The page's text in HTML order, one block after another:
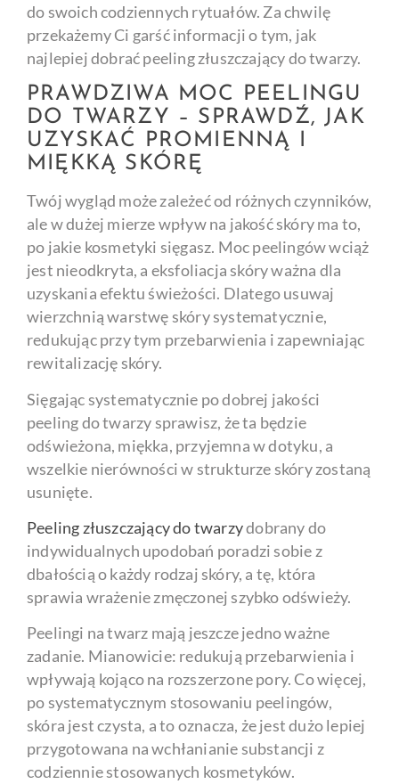
do swoich codziennych rytuałów. Za chwilę
przekażemy Ci garść informacji o tym, jak
najlepiej dobrać peeling złuszczający do twarzy.
PRAWDZIWA MOC PEELINGU
DO TWARZY – SPRAWDŹ, JAK
UZYSKAĆ PROMIENNĄ I
MIĘKKĄ SKÓRĘ
Twój wygląd może zależeć od różnych czynników,
ale w dużej mierze wpływ na jakość skóry ma to,
po jakie kosmetyki sięgasz. Moc peelingów wciąż
jest nieodkryta, a eksfoliacja skóry ważna dla
uzyskania efektu świeżości. Dlatego usuwaj
wierzchnią warstwę skóry systematycznie,
redukując przy tym przebarwienia i zapewniając
rewitalizację skóry.
Sięgając systematycznie po dobrej jakości
peeling do twarzy sprawisz, że ta będzie
odświeżona, miękka, przyjemna w dotyku, a
wszelkie nierówności w strukturze skóry zostaną
usunięte.
Peeling złuszczający do twarzydobrany do
indywidualnych upodobań poradzi sobie z
dbałością o każdy rodzaj skóry, a tę, która
sprawia wrażenie zmęczonej szybko odświeży.
Peelingi na twarz mają jeszcze jedno ważne
zadanie. Mianowicie: redukują przebarwienia i
wpływają kojąco na rozszerzone pory. Co więcej,
po systematycznym stosowaniu peelingów,
skóra jest czysta, a to oznacza, że jest dużo lepiej
przygotowana na wchłanianie substancji z
codziennie stosowanych kosmetyków.